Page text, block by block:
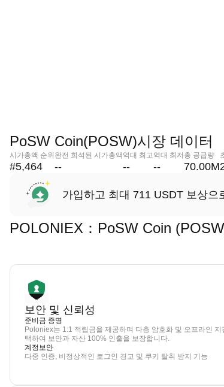
PoSW Coin(POSW)시장 데이터
시가총액 순위
#5,464
완전 희석된 시가총액
--
역대 최고
--
역대 최저
--
총 공급량
70.00M
가입하고 최대 711 USDT 보상으
POLONIEX：PoSW Coin
보안 및 신뢰성
준비금 증명
Poloniex는 1:1 적립금을 제공하며 다층 암호화 및 오프라인 지
택하여 보안과 자산 100% 인출을 보장합니다.
계정보안
다중 인증, 비정상적인 로그인 경고 및 쿠키 탈취 방지 기능